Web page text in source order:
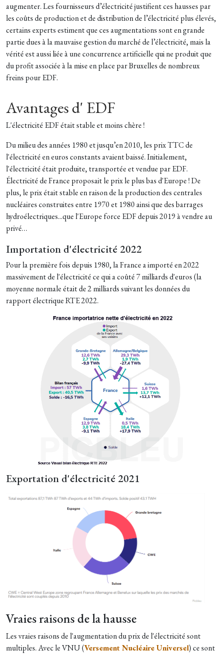
augmenter. Les fournisseurs d’électricité justifient ces hausses par
les coûts de production et de distribution de l’électricité plus élevés,
certains experts estiment que ces augmentations sont en grande
partie dues à la mauvaise gestion du marché de l’électricité, mais la
vérité est aussi liée à une concurrence artificielle qui ne produit que
du profit associée à la mise en place par Bruxelles de nombreux
freins pour EDF.
Avantages d' EDF
L'électricité EDF était stable et moins chère !
Du milieu des années 1980 et jusqu’en 2010, les prix TTC de
l'électricité en euros constants avaient baissé. Initialement,
l'électricité était produite, transportée et vendue par EDF.
Électricité de France proposait le prix le plus bas d'Europe ! De
plus, le prix était stable en raison de la production des centrales
nucléaires construites entre 1970 et 1980 ainsi que des barrages
hydroélectriques...que l'Europe force EDF depuis 2019 à vendre au
privé…
Importation d'électricité 2022
Pour la première fois depuis 1980, la France a importé en 2022
massivement de l'électricité ce qui a coûté 7 milliards d'euros (la
moyenne normale était de 2 milliards suivant les données du
rapport électrique RTE 2022.
Exportation d'électricité 2021
Vraies raisons de la hausse
Les vraies raisons de l'augmentation du prix de l'électricité sont
multiples. Avec le VNU (Versement Nucléaire Universel) ce sont